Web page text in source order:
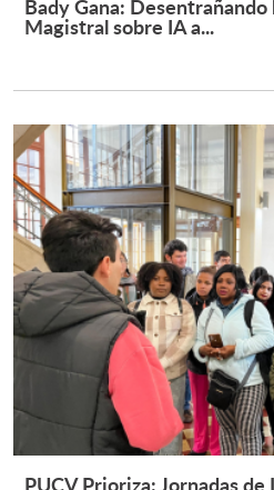
Bady Gana:
Magistral sobre IA a...
PUCV Prioriza: Jornadas